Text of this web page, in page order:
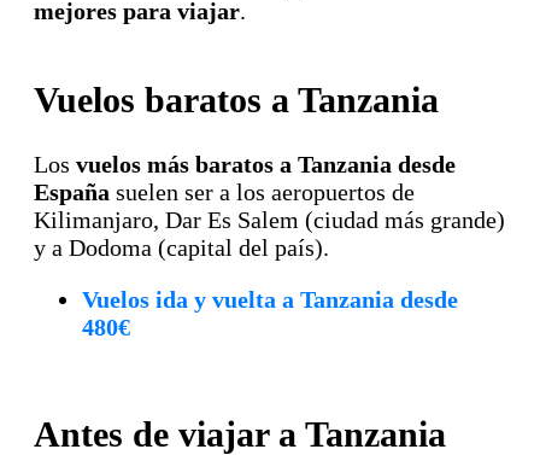
mejores para viajar.
Vuelos baratos a Tanzania
Los vuelos más baratos a Tanzania desde
España suelen ser a los aeropuertos de
Kilimanjaro, Dar Es Salem (ciudad más grande)
y a Dodoma (capital del país).
Vuelos ida y vuelta a Tanzania desde
480€
Antes de viajar a Tanzania